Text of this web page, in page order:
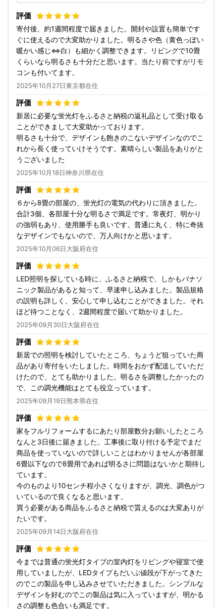
寄付後、約1週間程度で届きました。開封や設置も簡単です
ぐに使えるので大変助かりました。明るさや色（黄色っぽい
暖かい感じ⇔白）も細かく調整できます。リビングで10畳
くらいなら明るさも十分だと思います。当たり前ですがリモ
コンも付いてます。
2025年10月27日東京都在住
新居に必要な蛍光灯をふるさと納税の返礼品として受け取る
ことができまして大変助かっております。
明るさも十分で、デザインも飽きのこないデザインなのでこ
れから長く使っていけそうです。素晴らしい製品をありがと
うございました
2025年10月18日神奈川県在住
６から8畳の部屋の、蛍光灯の電気の代わりに頂きました。
合計3個、各部屋十分な明るさで満足です。常夜灯、明かり
の強弱もあり、使用勝手も良いです。普通に丸く、特に奇抜
なデザインでもないので、万人向けかと思います。
2025年10月06日大阪府在住
LED照明を探している時に、ふるさと納税で、しかもパナソ
ニック製品があると知って、早速申し込みました。製品規格
の説明も詳しく、安心して申し込むことができました。それ
ほど待つことなく、2週間程度で届いて助かりました。
2025年09月30日大阪府在住
新居での照明を検討していたところ、ちょうど狙っていた商
品があり寄付をいたしました。時間をおかず配送していただ
けたので、とても助かりました。明るさを調整したかったの
で、この調光機能はとても役立っています。
2025年09月19日熊本県在住
家をフルリフォームするにあたり部屋数分お願いしたところ
なんと3日後に届きました。工事後に取り付ける予定でまだ
商品を使っていないので詳しいことはわかりませんが各部屋
6畳以下なので8畳用であれば明るさに問題はないかと期待し
ています。
今のものより10センチ程小さくなりますが、調光、調色がつ
いているので良くなると思います。
買う必要がある商品をふるさと納税で貰えるのは大変ありが
たいです。
2025年09月14日大阪府在住
今までは普通の蛍光灯タイプの室内灯をリビングや寝室で使
用していましたが、LEDタイプもだいぶ値段が下がってきた
のでこの製品を申し込みさせていただきました。シンプルな
デザインを好むのでこの製品は気に入っていますが、明かる
さの調整も色合いも満足です。